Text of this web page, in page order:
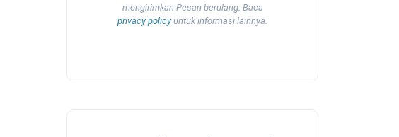
mengirimkan Pesan berulang. Baca
privacy policyuntuk informasi lainnya.